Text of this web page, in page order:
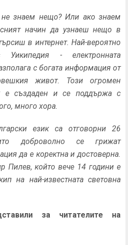
знаем нещо? Или ако знаем
начин да узнаеш нещо в
в интернет. Най-вероятно
- електронната
с богата информация от
живот. Този огромен
е създаден и се поддържа с
много хора.
език са отговорни 26
доброволно се грижат
да е коректна и достоверна.
Пилев, който вече 14 години е
на най-известната световна
за читателите на